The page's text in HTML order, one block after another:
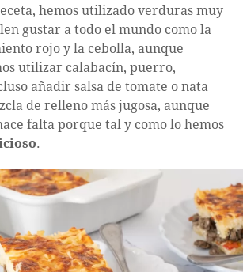
hemos utilizado verduras muy
gustar a todo el mundo como la
rojo y la cebolla, aunque
utilizar calabacín, puerro,
añadir salsa de tomate o nata
de relleno más jugosa, aunque
falta porque tal y como lo hemos
.